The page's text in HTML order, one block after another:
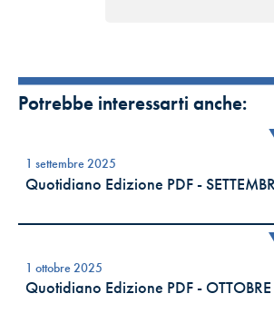
Potrebbe interessarti anche:
1 settembre 2025
Quotidiano Edizione PDF -
1 ottobre 2025
Quotidiano Edizione PDF -